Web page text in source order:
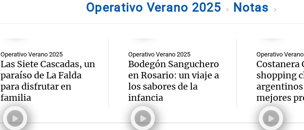
Operativo Verano 2025 Notas
Operativo Verano 2025
Las Siete Cascadas, un
paraíso de La Falda
para disfrutar en
familia
Operativo Verano 2025
Bodegón Sanguchero
en Rosario: un viaje a
los sabores de la
infancia
Operativo
Costanera
shopping
argentinos
mejores